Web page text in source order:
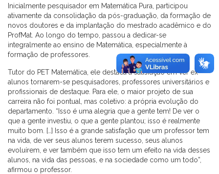
Inicialmente pesquisador em Matemática Pura, participou
ativamente da consolidação da pós-graduação, da formação de
novos doutores e da implantação do mestrado acadêmico e do
ProfMat. Ao longo do tempo, passou a dedicar-se
integralmente ao ensino de Matemática, especialmente à
formação de professores.
Tutor do PET Matemática, ele destaca a satisfação em ver ex-
alunos tornarem-se pesquisadores, professores universitários e
profissionais de destaque. Para ele, o maior projeto de sua
carreira não foi pontual, mas coletivo: a própria evolução do
departamento. “Isso é uma alegria que a gente tem! De ver o
que a gente investiu, o que a gente plantou; isso é realmente
muito bom. […] Isso é a grande satisfação que um professor tem
na vida, de ver seus alunos terem sucesso, seus alunos
evoluírem, e ver também que isso tem um efeito na vida desses
alunos, na vida das pessoas, e na sociedade como um todo”,
afirmou o professor.